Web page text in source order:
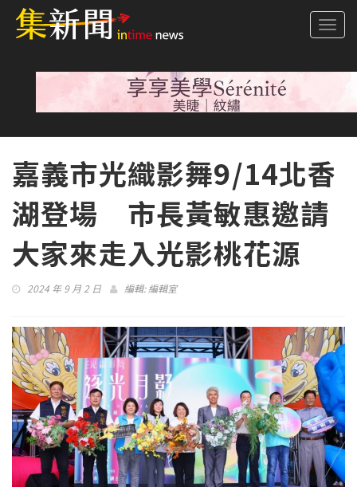
嘉義市光織影舞9/14北香
湖登場 市長黃敏惠邀請
大家來走入光影桃花源
2024 年 9 月 2 日 編輯:編輯室